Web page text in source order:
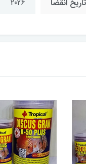
تاریخ انقضا 2026